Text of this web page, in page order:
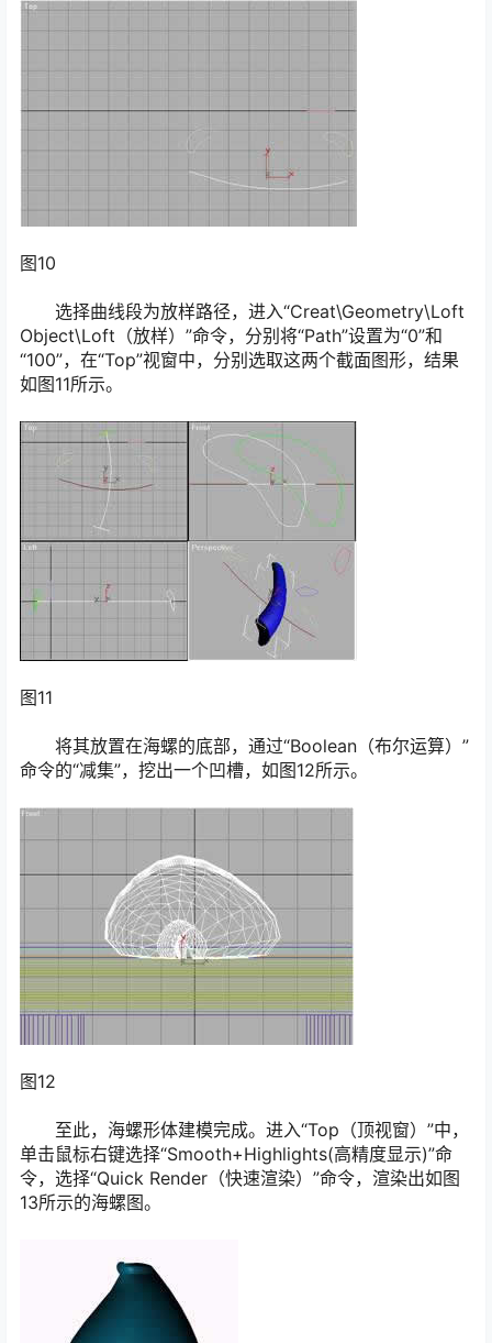
图10
选择曲线段为放样路径，进入“Creat\Geometry\Loft
Object\Loft（放样）”命令，分别将“Path”设置为“0”和
“100”，在“Top”视窗中，分别选取这两个截面图形，结果
如图11所示。
图11
将其放置在海螺的底部，通过“Boolean（布尔运算）”
命令的“减集”，挖出一个凹槽，如图12所示。
图12
至此，海螺形体建模完成。进入“Top（顶视窗）”中，
单击鼠标右键选择“Smooth+Highlights(高精度显示)”命
令，选择“Quick Render（快速渲染）”命令，渲染出如图
13所示的海螺图。